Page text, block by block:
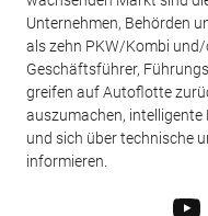
Unternehmen, Behörden
als zehn PKW/Kombi
Geschäftsführer,
greifen auf Autoflotte
auszumachen, intelligente
und sich über technische
informieren.